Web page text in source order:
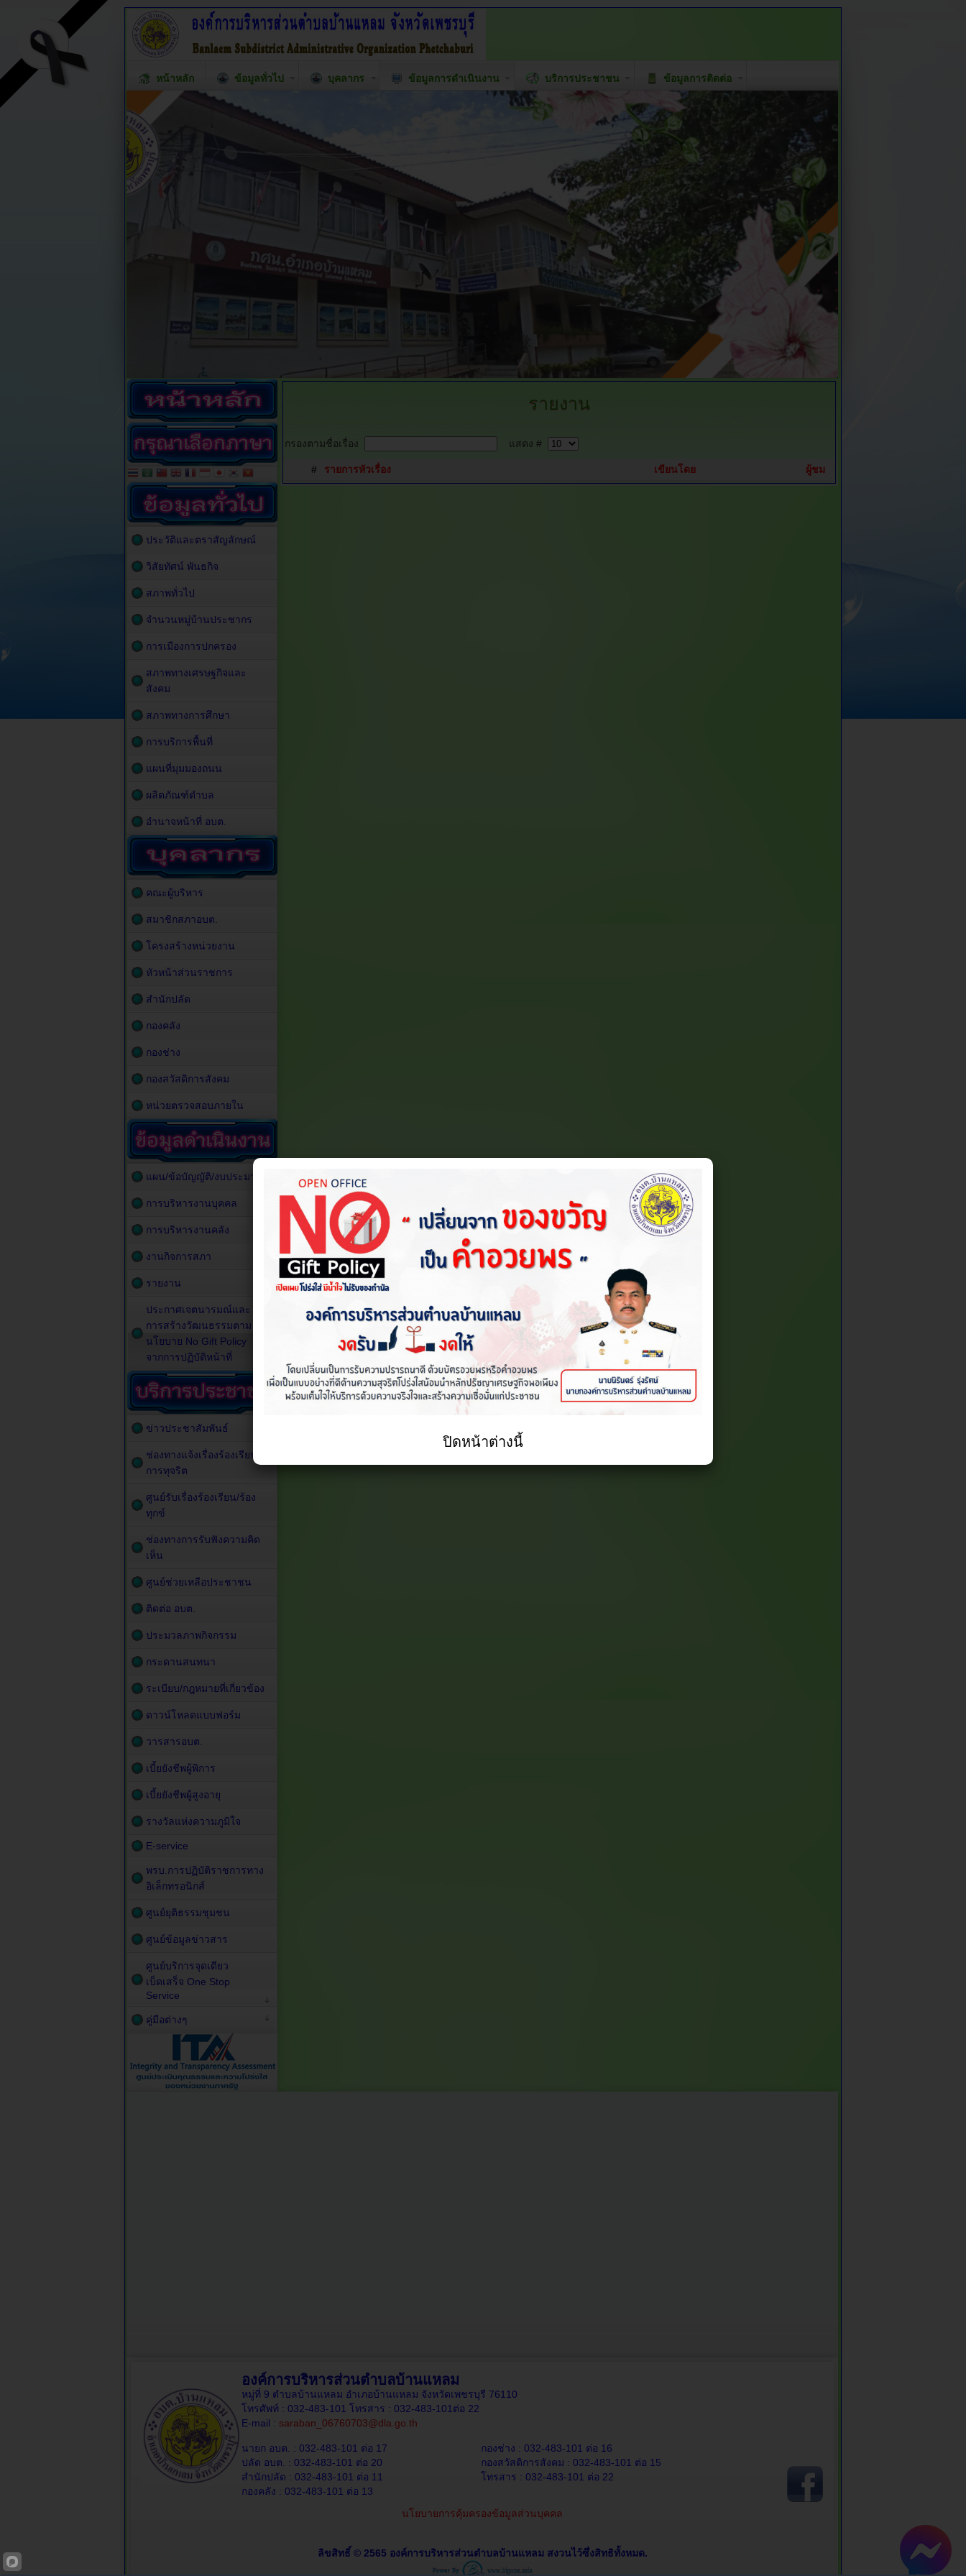
หน้าหลัก ข้อมูลทั่วไป บุคลากร ข้อมูลการดำเนินงาน บริการประชาชน ข้อมูลการติดต่อ
รายงาน
กรองตามชื่อเรื่อง แสดง #
# รายการหัวเรื่อง เขียนโดย ผู้ชม
ประวัติและตราสัญลักษณ์
วิสัยทัศน์ พันธกิจ
สภาพทั่วไป
จำนวนหมู่บ้านประชากร
การเมืองการปกครอง
สภาพทางเศรษฐกิจและ
สังคม
สภาพทางการศึกษา
การบริการพื้นที่
แผนที่มุมมองถนน
ผลิตภัณฑ์ตำบล
อำนาจหน้าที่ อบต.
คณะผู้บริหาร
สมาชิกสภาอบต.
โครงสร้างหน่วยงาน
หัวหน้าส่วนราชการ
สำนักปลัด
กองคลัง
กองช่าง
กองสวัสดิการสังคม
หน่วยตรวจสอบภายใน
แผน/ข้อบัญญัติ/งบประมาณ
การบริหารงานบุคคล
การบริหารงานคลัง
งานกิจการสภา
รายงาน
ประกาศเจตนารมณ์และ
การสร้างวัฒนธรรมตาม
นโยบาย No Gift Policy
จากการปฏิบัติหน้าที่
ข่าวประชาสัมพันธ์
ช่องทางแจ้งเรื่องร้องเรียน
การทุจริต
ศูนย์รับเรื่องร้องเรียน/ร้อง
ทุกข์
ช่องทางการรับฟังความคิด
เห็น
ศูนย์ช่วยเหลือประชาชน
ติดต่อ อบต.
ประมวลภาพกิจกรรม
กระดานสนทนา
ระเบียบ/กฎหมายที่เกี่ยวข้อง
ดาวน์โหลดแบบฟอร์ม
วารสารอบต.
เบี้ยยังชีพผู้พิการ
เบี้ยยังชีพผู้สูงอายุ
รางวัลแห่งความภูมิใจ
E-service
พรบ.การปฏิบัติราชการทาง
อิเล็กทรอนิกส์
ศูนย์ยุติธรรมชุมชน
ศูนย์ข้อมูลข่าวสาร
ศูนย์บริการจุดเดียว
เบ็ดเสร็จ One Stop
Service
คู่มือต่างๆ
องค์การบริหารส่วนตำบลบ้านแหลม
หมู่ที่ 9 ตำบลบ้านแหลม อำเภอบ้านแหลม จังหวัดเพชรบุรี 76110
โทรศัพท์ : 032-483-101 โทรสาร : 032-483-101ต่อ 22
E-mail : saraban_06760703@dla.go.th
นายก อบต. : 032-483-101 ต่อ 17
ปลัด อบต. : 032-483-101 ต่อ 20
สำนักปลัด : 032-483-101 ต่อ 11
กองคลัง : 032-483-101 ต่อ 13
กองช่าง : 032-483-101 ต่อ 16
กองสวัสดิการสังคม : 032-483-101 ต่อ 15
โทรสาร : 032-483-101 ต่อ 22
นโยบายการคุ้มครองข้อมูลส่วนบุคคล
ลิขสิทธิ์ © 2565 องค์การบริหารส่วนตำบลบ้านแหลม สงวนไว้ซึ่งสิทธิทั้งหมด.
ปิดหน้าต่างนี้